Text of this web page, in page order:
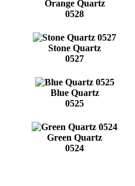
Orange Quartz
0528
Stone Quartz
0527
Blue Quartz
0525
Green Quartz
0524